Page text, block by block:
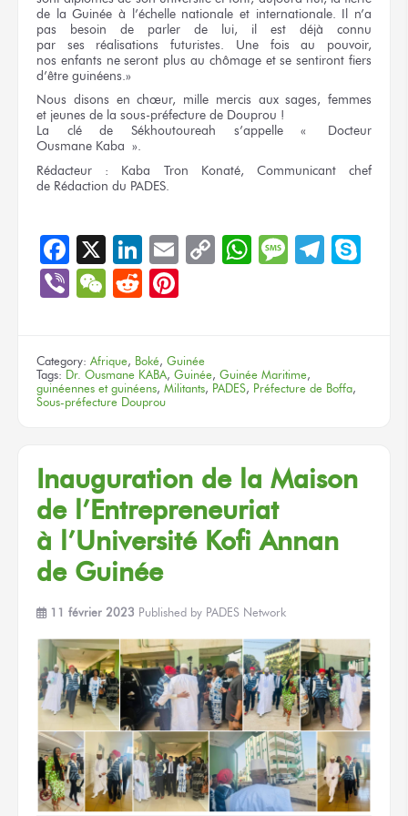
de la Guinée à l’échellenationaleet internationale. Il n’a
pas besoin de parler de lui, il est déjà connu
par ses réalisations futuristes. Une fois
au pouvoir,
nos enfants ne seront plusau chômage et se sentiront fiers
d’être guinéens.»
Nous disons en chœur, mille mercis aux sages, femmes
et jeunes de la sous-préfecture de Douprou !
La clé
de Sékhoutoureah s’appelle « Docteur
Ousmane Kaba ».
Rédacteur : Kaba Tron Konaté, Communicant chef
de Rédaction du PADES.
Facebook
X LinkedIn
EmailCopyWhatsApp
Message
ViberWeChat
Reddit
Category: Afrique, Boké, Guinée
Tags: Dr. Ousmane KABA, Guinée, Guinée Maritime,
guinéennes et guinéens, Militants, PADES, Préfecture de Boffa,
Sous-préfecture Douprou
Inauguration de la Maison
de l’Entrepreneuriat
à l’Université Kofi Annan
de Guinée
11 février 2023 Published by PADES Network